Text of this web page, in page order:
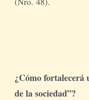
¿Cómo fortalecerá
de la sociedad”?